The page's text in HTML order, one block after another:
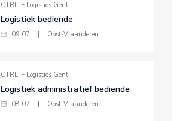
CTRL-F Logistics Gent
Logistiek bediende
09.07 Oost-Vlaanderen
CTRL-F Logistics Gent
Logistiek administratief bediende
08.07 Oost-Vlaanderen